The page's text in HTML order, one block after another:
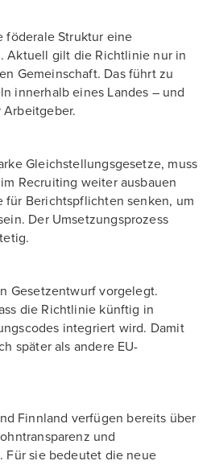
föderale Struktur eine
Aktuell gilt die Richtlinie nur in
Gemeinschaft. Das führt zu
innerhalb eines Landes – und
Gleichstellungsgesetze, muss
Recruiting weiter ausbauen
für Berichtspflichten senken, um
Der Umsetzungsprozess
Gesetzentwurf vorgelegt.
die Richtlinie künftig in
integriert wird. Damit
später als andere EU-
Finnland verfügen bereits über
und
Für sie bedeutet die neue